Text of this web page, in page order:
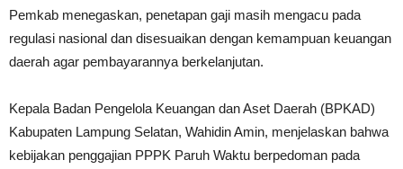
Pemkab menegaskan, penetapan gaji masih mengacu pada
regulasi nasional dan disesuaikan dengan kemampuan keuangan
daerah agar pembayarannya berkelanjutan.
Kepala Badan Pengelola Keuangan dan Aset Daerah (BPKAD)
Kabupaten Lampung Selatan, Wahidin Amin, menjelaskan bahwa
kebijakan penggajian PPPK Paruh Waktu berpedoman pada